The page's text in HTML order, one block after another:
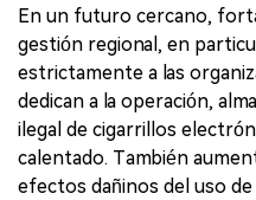
En un futuro cercano,
gestión regional, en
estrictamente a las
dedican a la operación,
ilegal de cigarrillos
calentado. También
efectos dañinos del uso